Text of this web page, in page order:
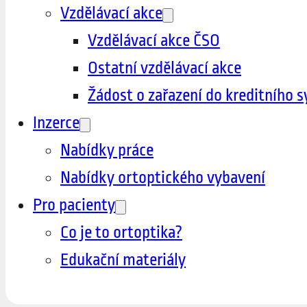
Vzdělávací akce
Vzdělávací akce ČSO
Ostatní vzdělávací akce
Žádost o zařazení do kreditního
Inzerce
Nabídky práce
Nabídky ortoptického vybavení
Pro pacienty
Co je to ortoptika?
Edukační materiály